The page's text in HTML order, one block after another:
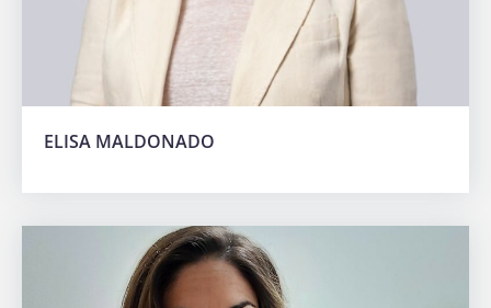
ELISA MALDONADO